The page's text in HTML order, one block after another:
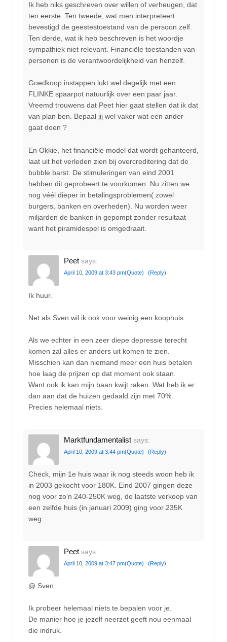
Ik heb niks geschreven over willen of verheugen, dat
ten eerste. Ten tweede, wat men interpreteert
bevestigd de geestestoestand van de persoon zelf.
Ten derde, wat ik heb beschreven is het woordje
sympathiek niet relevant. Financiële toestanden van
personen is de verantwoordelijkheid van henzelf.
Goedkoop instappen lukt wel degelijk met een
FLINKE spaarpot natuurlijk over een paar jaar.
Vreemd trouwens dat Peet hier gaat stellen dat ik dat
van plan ben. Bepaal jij wel vaker wat een ander
gaat doen ?
En Okkie, het financiële model dat wordt gehanteerd,
laat uit het verleden zien bij overcreditering dat de
bubble barst. De stimuleringen van eind 2001
hebben dit geprobeert te voorkomen. Nu zitten we
nog véél dieper in betalingsproblemen( zowel
burgers, banken en overheden). Nu worden weer
miljarden de banken in gepompt zonder resultaat
want het piramidespel is omgedraait.
Peet says:
April 10, 2009 at 3:43 pm(Quote) (Reply)
Ik huur.
Net als Sven wil ik ook voor weinig een koophuis.
Als we echter in een zeer diepe depressie terecht
komen zal alles er anders uit komen te zien.
Misschien kan dan niemand meer een huis betalen
hoe laag de prijzen op dat moment ook staan.
Want ook ik kan mijn baan kwijt raken. Wat heb ik er
dan aan dat de huizen gedaald zijn met 70%.
Precies helemaal niets.
Marktfundamentalist says:
April 10, 2009 at 3:44 pm(Quote) (Reply)
Check, mijn 1e huis waar ik nog steeds woon heb ik
in 2003 gekocht voor 180K. Eind 2007 gingen deze
nog voor zo’n 240-250K weg, de laatste verkoop van
een zelfde huis (in januari 2009) ging voor 235K
weg.
Peet says:
April 10, 2009 at 3:47 pm(Quote) (Reply)
@ Sven
Ik probeer helemaal niets te bepalen voor je.
De manier hoe je jezelf neerzet geeft nou eenmaal
die indruk.